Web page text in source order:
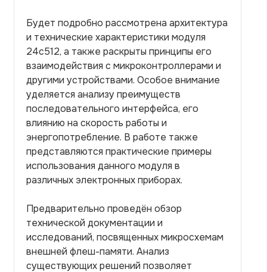
Будет подробно рассмотрена архитектура
и технические характеристики модуля
24c512, а также раскрыты принципы его
взаимодействия с микроконтроллерами и
другими устройствами. Особое внимание
уделяется анализу преимуществ
последовательного интерфейса, его
влиянию на скорость работы и
энергопотребление. В работе также
представляются практические примеры
использования данного модуля в
различных электронных приборах.
Предварительно проведён обзор
технической документации и
исследований, посвященных микросхемам
внешней флеш-памяти. Анализ
существующих решений позволяет